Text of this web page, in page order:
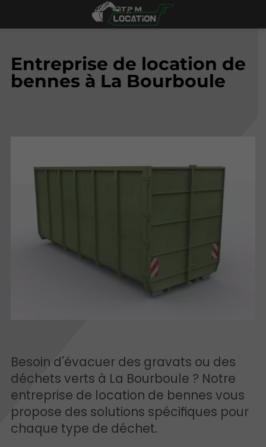
Entreprise de location de
bennes à La Bourboule
Besoin d'évacuer des gravats ou des
déchets verts à La Bourboule ? Notre
entreprise de location de bennes vous
propose des solutions spécifiques pour
chaque type de déchet.